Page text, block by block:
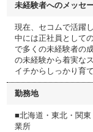
未経験者へのメッセ
現在、セコムで活躍
中には正社員として
で多くの未経験者の
の未経験から着実な
イチからしっかり育
勤務地
■北海道・東北・関
業所